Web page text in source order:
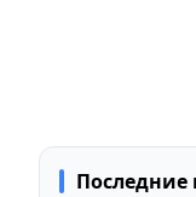
Последние